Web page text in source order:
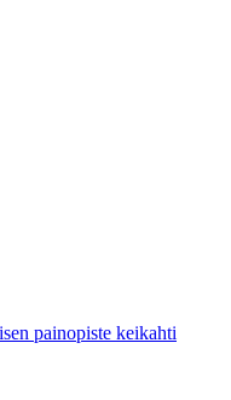
painopiste keikahti